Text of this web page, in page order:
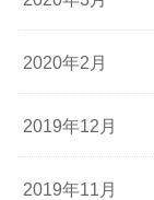
2020年2月
2019年12月
2019年11月